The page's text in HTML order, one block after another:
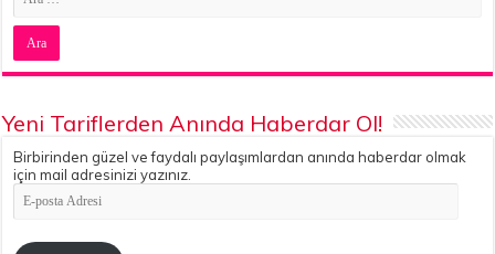
Yeni Tariflerden Anında Haberdar Ol!
Birbirinden güzel ve faydalı paylaşımlardan anında haberdar olmak
için mail adresinizi yazınız.
E-
posta